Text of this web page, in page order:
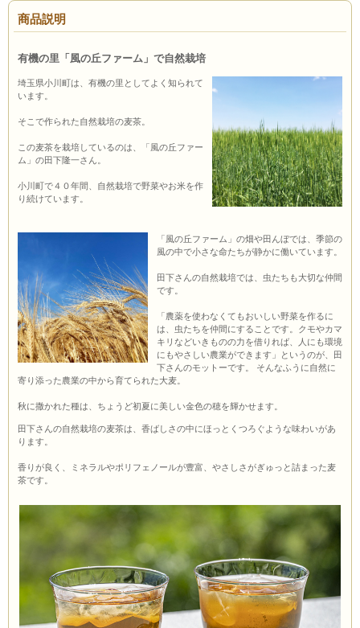
商品説明
有機の里「風の丘ファーム」で自然栽培
埼玉県小川町は、有機の里としてよく知られて
います。
そこで作られた自然栽培の麦茶。
この麦茶を栽培しているのは、「風の丘ファー
ム」の田下隆一さん。
小川町で４０年間、自然栽培で野菜やお米を作
り続けています。
「風の丘ファーム」の畑や田んぼでは、季節の
風の中で小さな命たちが静かに働いています。
田下さんの自然栽培では、虫たちも大切な仲間
です。
「農薬を使わなくてもおいしい野菜を作るに
は、虫たちを仲間にすることです。クモやカマ
キリなどいきものの力を借りれば、人にも環境
にもやさしい農業ができます」というのが、田
下さんのモットーです。 そんなふうに自然に
寄り添った農業の中から育てられた大麦。
秋に撒かれた種は、ちょうど初夏に美しい金色の穂を輝かせます。
田下さんの自然栽培の麦茶は、香ばしさの中にほっとくつろぐような味わいがあ
ります。
香りが良く、ミネラルやポリフェノールが豊富、やさしさがぎゅっと詰まった麦
茶です。